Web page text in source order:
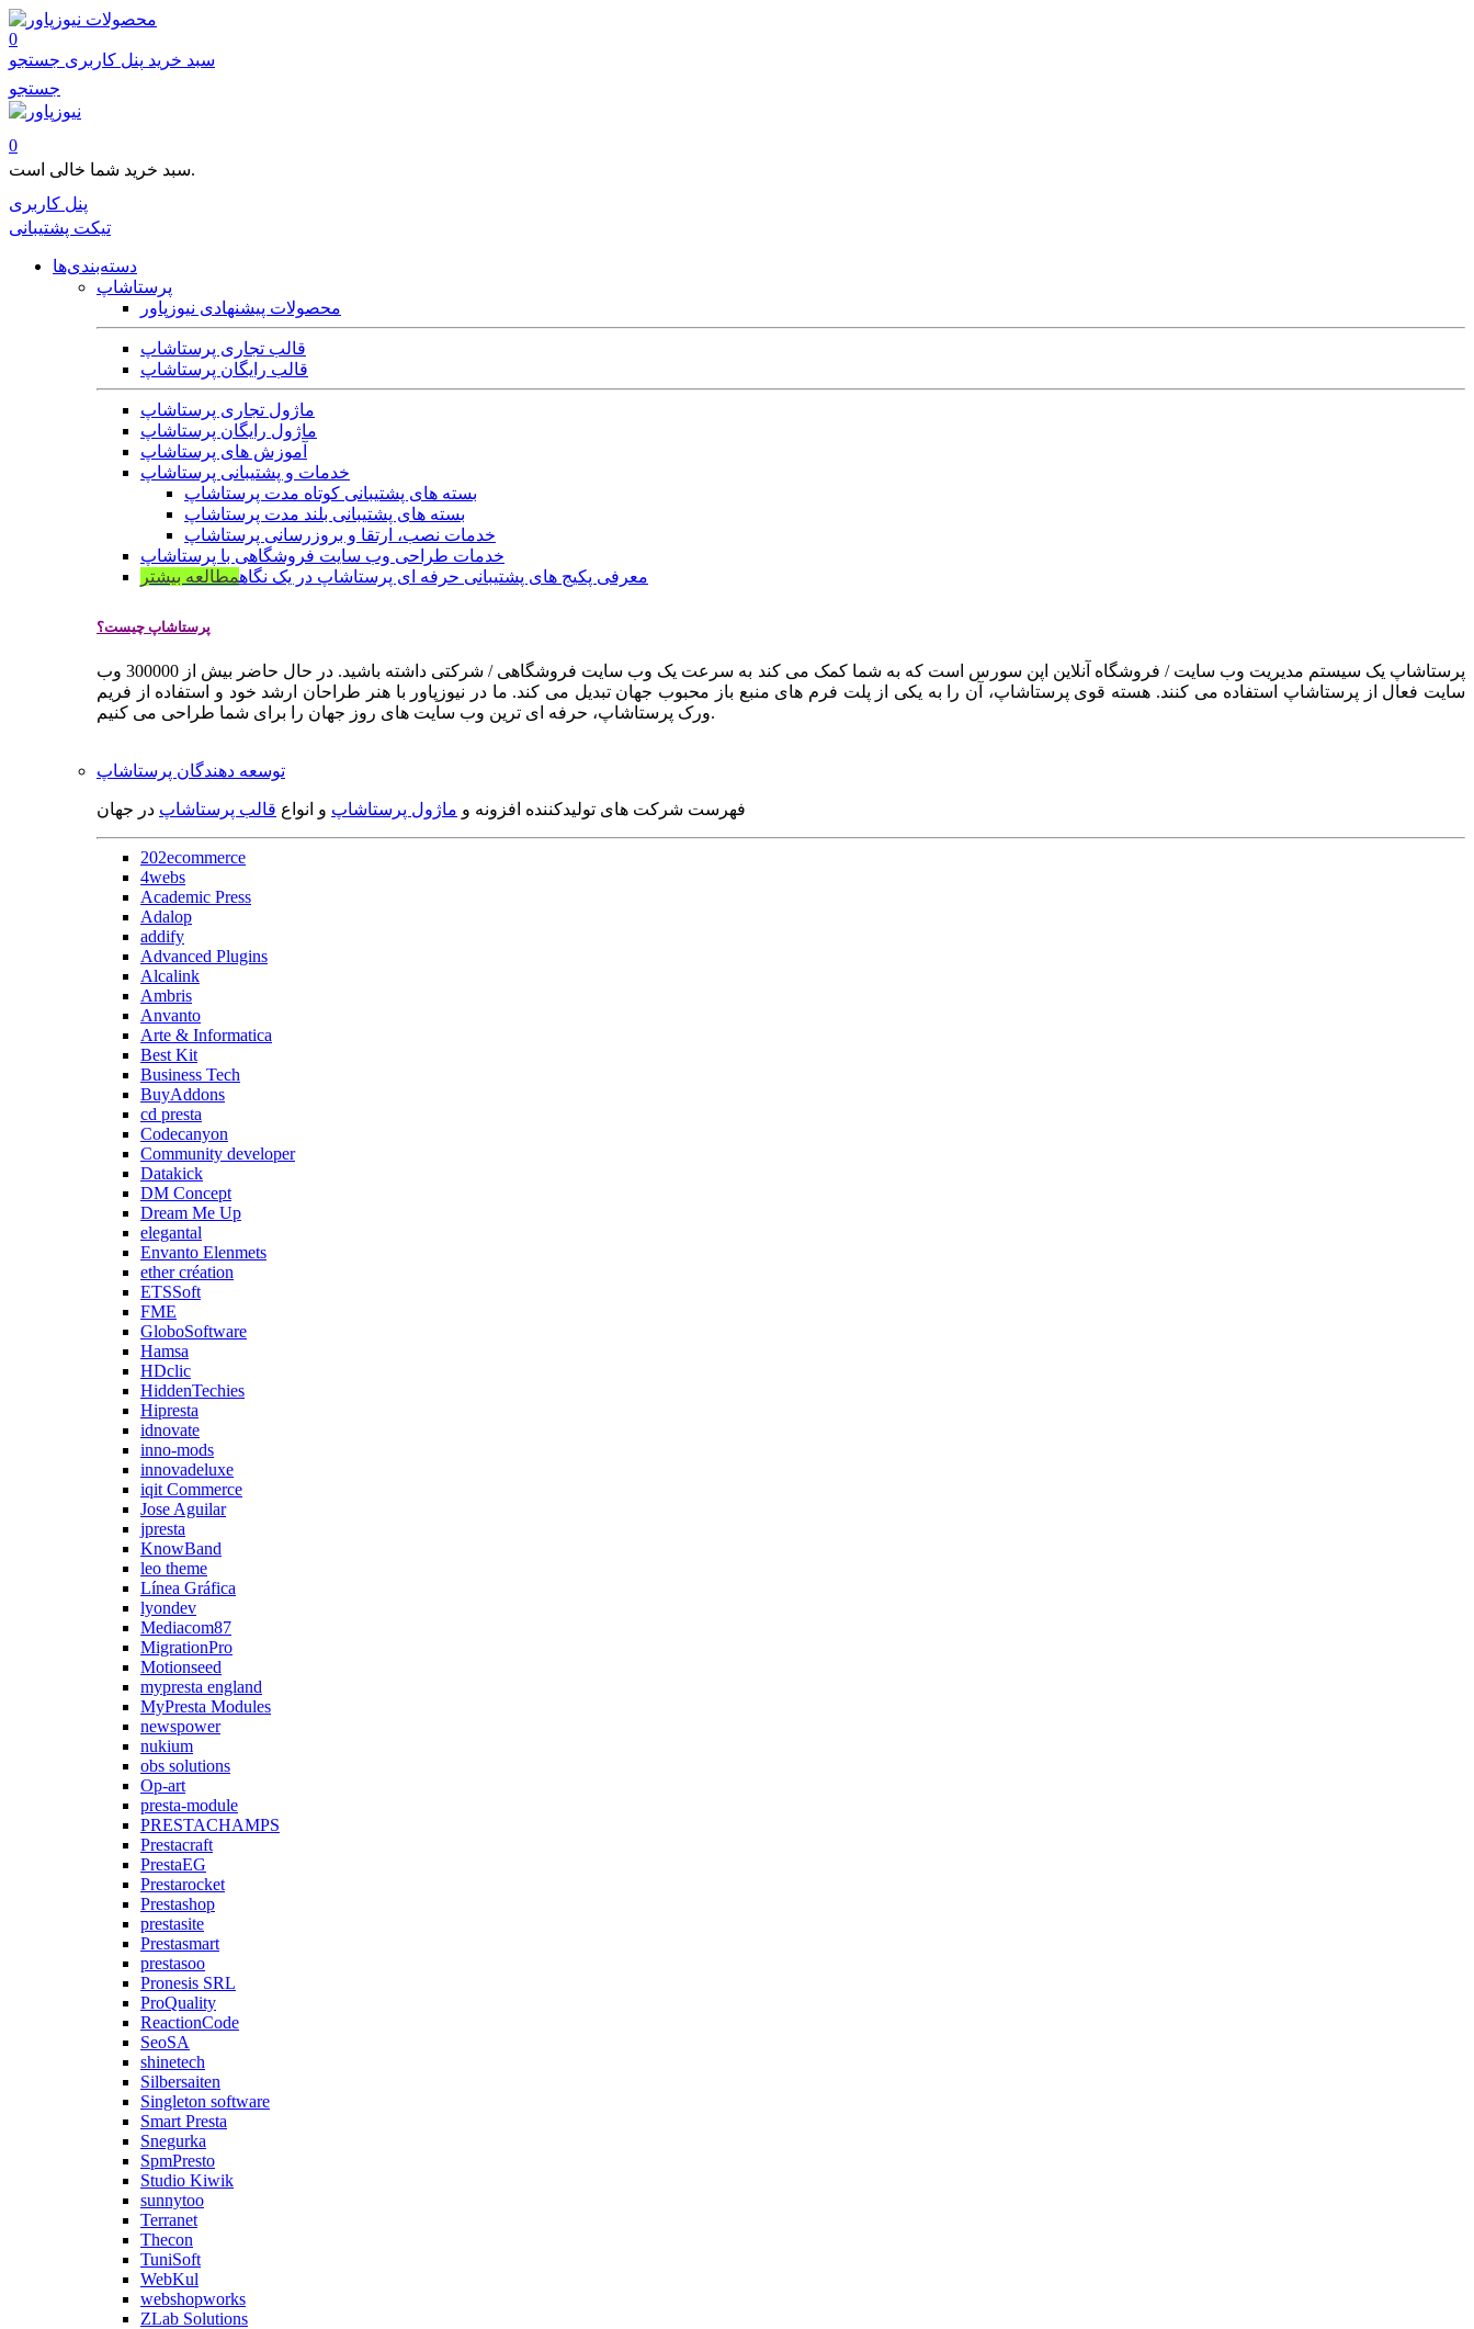
محصولات
0
سبد خرید پنل کاربری جستجو
جستجو
0
سبد خرید شما خالی است.
پنل کاربری
تیکت پشتیبانی
دسته‌بندی‌ها
پرستاشاپ
محصولات پیشنهادی نیوزپاور
قالب تجاری پرستاشاپ
قالب رایگان پرستاشاپ
ماژول تجاری پرستاشاپ
ماژول رایگان پرستاشاپ
آموزش های پرستاشاپ
خدمات و پشتیبانی پرستاشاپ
بسته های پشتیبانی کوتاه مدت پرستاشاپ
بسته های پشتیبانی بلند مدت پرستاشاپ
خدمات نصب، ارتقا و بروزرسانی پرستاشاپ
خدمات طراحی وب سایت فروشگاهی با پرستاشاپ
معرفی پکیج های پشتیبانی حرفه ای پرستاشاپ در یک نگاهمطالعه بیشتر
پرستاشاپ چیست؟
پرستاشاپ یک سیستم مدیریت وب سایت / فروشگاه آنلاین اپن سورس است که به شما کمک می کند به سرعت یک وب سایت فروشگاهی / شرکتی داشته باشید. در حال حاضر بیش از 300000 وب
سایت فعال از پرستاشاپ استفاده می کنند. هسته قوی پرستاشاپ، آن را به یکی از پلت فرم های منبع باز محبوب جهان تبدیل می کند. ما در نیوزپاور با هنر طراحان ارشد خود و استفاده از فریم
ورک پرستاشاپ، حرفه ای ترین وب سایت های روز جهان را برای شما طراحی می کنیم.
توسعه دهندگان پرستاشاپ
فهرست شرکت های تولیدکننده افزونه و ماژول پرستاشاپ و انواع قالب پرستاشاپ در جهان
202ecommerce
4webs
Academic Press
Adalop
addify
Advanced Plugins
Alcalink
Ambris
Anvanto
Arte & Informatica
Best Kit
Business Tech
BuyAddons
cd presta
Codecanyon
Community developer
Datakick
DM Concept
Dream Me Up
elegantal
Envanto Elenmets
ether création
ETSSoft
FME
GloboSoftware
Hamsa
HDclic
HiddenTechies
Hipresta
idnovate
inno-mods
innovadeluxe
iqit Commerce
Jose Aguilar
jpresta
KnowBand
leo theme
Línea Gráfica
lyondev
Mediacom87
MigrationPro
Motionseed
mypresta england
MyPresta Modules
newspower
nukium
obs solutions
Op-art
presta-module
PRESTACHAMPS
Prestacraft
PrestaEG
Prestarocket
Prestashop
prestasite
Prestasmart
prestasoo
Pronesis SRL
ProQuality
ReactionCode
SeoSA
shinetech
Silbersaiten
Singleton software
Smart Presta
Snegurka
SpmPresto
Studio Kiwik
sunnytoo
Terranet
Thecon
TuniSoft
WebKul
webshopworks
ZLab Solutions